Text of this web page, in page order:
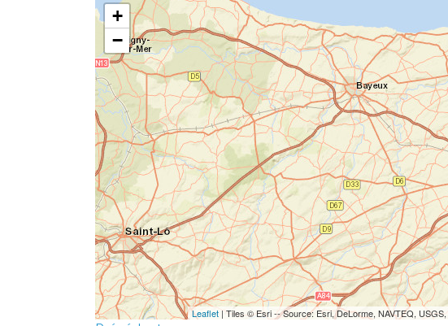
+
−
Leaflet | Tiles © Esri -- Source: Esri, DeLorme, NAVTEQ,